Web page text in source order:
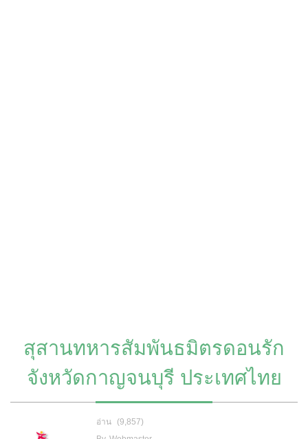
สุสานทหารสัมพันธมิตรดอนรัก
จังหวัดกาญจนบุรี ประเทศไทย
อ่าน
(9,857)